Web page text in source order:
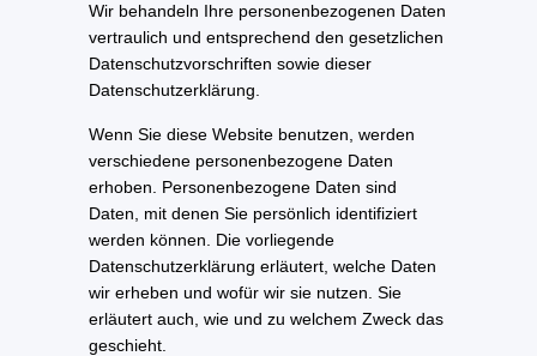
Wir behandeln Ihre personenbezogenen Daten
vertraulich und entsprechend den gesetzlichen
Datenschutzvorschriften sowie dieser
Datenschutzerklärung.
Wenn Sie diese Website benutzen, werden
verschiedene personenbezogene Daten
erhoben. Personenbezogene Daten sind
Daten, mit denen Sie persönlich identifiziert
werden können. Die vorliegende
Datenschutzerklärung erläutert, welche Daten
wir erheben und wofür wir sie nutzen. Sie
erläutert auch, wie und zu welchem Zweck das
geschieht.